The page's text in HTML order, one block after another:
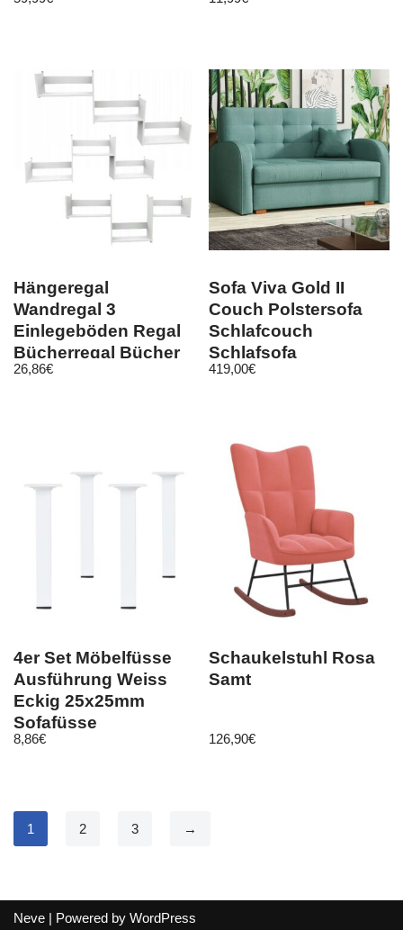
Hängeregal
Wandregal 3
Einlegeböden Regal
Bücherregal Bücher
Deko Lounge weiß
26,86€
Sofa Viva Gold II
Couch Polstersofa
Schlafcouch
Schlafsofa
Bettkasten
419,00€
4er Set Möbelfüsse
Ausführung Weiss
Eckig 25x25mm
Sofafüsse
Möbelbeine
8,86€
Schaukelstuhl Rosa
Samt
126,90€
1 2 3 →
Neve | Powered by WordPress